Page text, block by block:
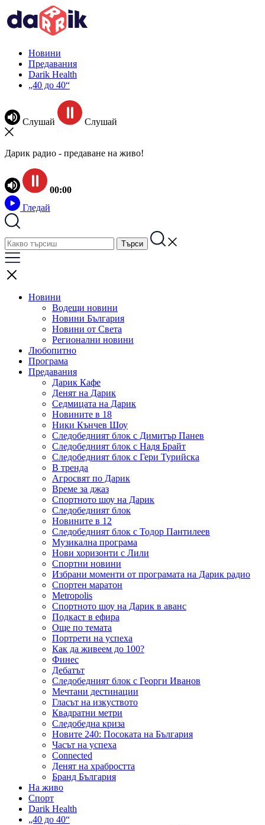
Новини
Предавания
Darik Health
„40 до 40“
Слушай Слушай
Дарик радио - предаване на живо!
00:00
Гледай
Новини
Водещи новини
Новини България
Новини от Света
Регионални новини
Любопитно
Програма
Предавания
Дарик Кафе
Денят на Дарик
Седмицата на Дарик
Новините в 18
Ники Кънчев Шоу
Следобедният блок с Димитър Панев
Следобедният блок с Надя Брайт
Следобедният блок с Гери Турийска
В тренда
Агросвят по Дарик
Време за джаз
Спортното шоу на Дарик
Следобедният блок
Новините в 12
Следобедният блок с Тодор Пантилеев
Музикална програма
Нови хоризонти с Лили
Спортни новини
Избрани моменти от програмата на Дарик радио
Спортен маратон
Metropolis
Спортното шоу на Дарик в аванс
Подкаст в ефира
Още по темата
Портрети на успеха
Как да живеем до 100?
Финес
Дебатът
Следобедният блок с Георги Иванов
Мечтани дестинации
Гласът на изкуството
Квадратни метри
Следобедна криза
Новите 240: Посоката на България
Часът на успеха
Connected
Денят на храбростта
Бранд България
На живо
Спорт
Darik Health
„40 до 40“